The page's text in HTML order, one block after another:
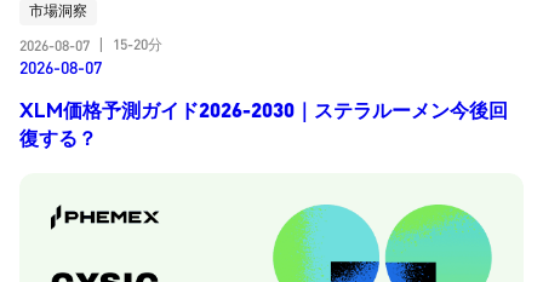
市場洞察
2026-08-07
15-20分
2026-08-07
XLM価格予測ガイド2026-2030｜ステラルーメン今後回
復する？